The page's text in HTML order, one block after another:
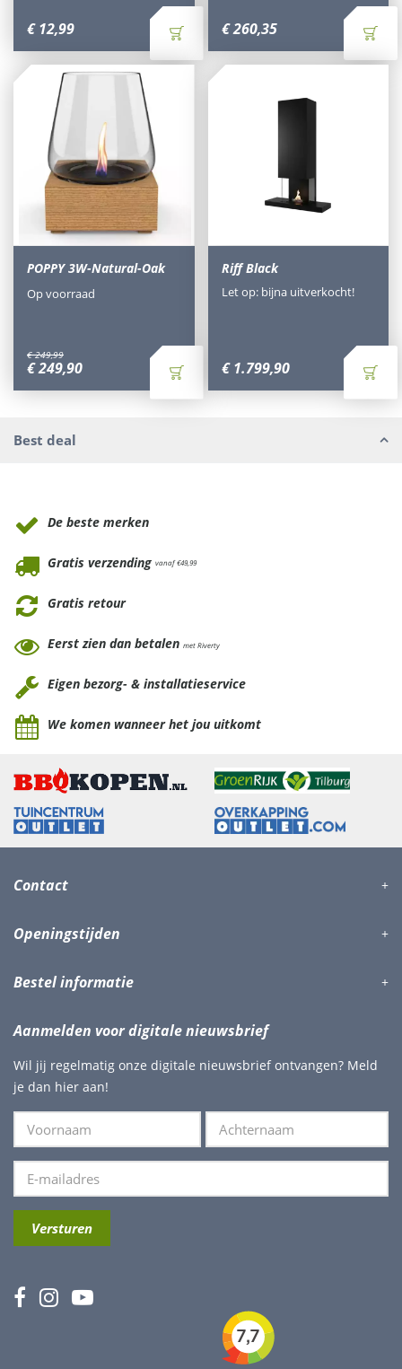
€ 12,99 €260,35
POPPY 3W-Natural-Oak
€ 249,99
€249,90
Op voorraad
Riff Black
€ 1.799,90
Let op: bijna uitverkocht!
Best deal
De beste merken
Gratis verzending vanaf €49,99
Gratis retour
Eerst zien dan betalen met Riverty
Eigen bezorg- & installatieservice
We komen wanneer het jou uitkomt
Contact
Openingstijden
Bestel informatie
Aanmelden voor digitale nieuwsbrief
Wil jij regelmatig onze digitale nieuwsbrief ontvangen? Meld
je dan hier aan!